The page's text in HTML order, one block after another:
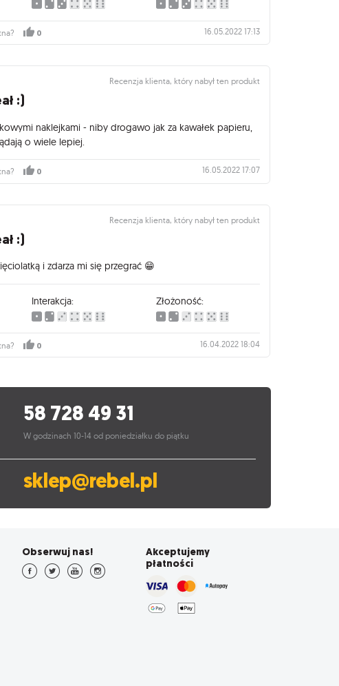
0 16.05.2022 17:13
Recenzja klienta, który nabył ten produkt
:)
naklejkami - niby drogawo jak za kawałek papieru,
o wiele lepiej.
0 16.05.2022 17:07
Recenzja klienta, który nabył ten produkt
:)
i zdarza mi się przegrać 😁
Interakcja: Złożoność:
0 16.04.2022 18:04
58 728 49 31
W godzinach 10-14 od poniedziałku do piątku
sklep@rebel.pl
Obserwuj nas!
Akceptujemy
płatności